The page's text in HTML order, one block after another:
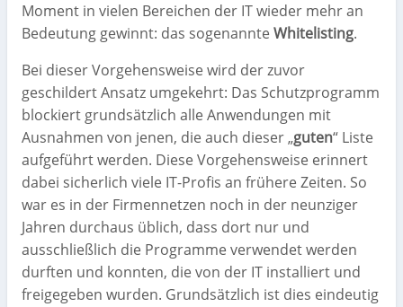
Moment in vielen Bereichen der IT wieder mehr an
Bedeutung gewinnt: das sogenannte Whitelisting.
Bei dieser Vorgehensweise wird der zuvor
geschildert Ansatz umgekehrt: Das Schutzprogramm
blockiert grundsätzlich alle Anwendungen mit
Ausnahmen von jenen, die auch dieser „guten“ Liste
aufgeführt werden. Diese Vorgehensweise erinnert
dabei sicherlich viele IT-Profis an frühere Zeiten. So
war es in der Firmennetzen noch in der neunziger
Jahren durchaus üblich, dass dort nur und
ausschließlich die Programme verwendet werden
durften und konnten, die von der IT installiert und
freigegeben wurden. Grundsätzlich ist dies eindeutig